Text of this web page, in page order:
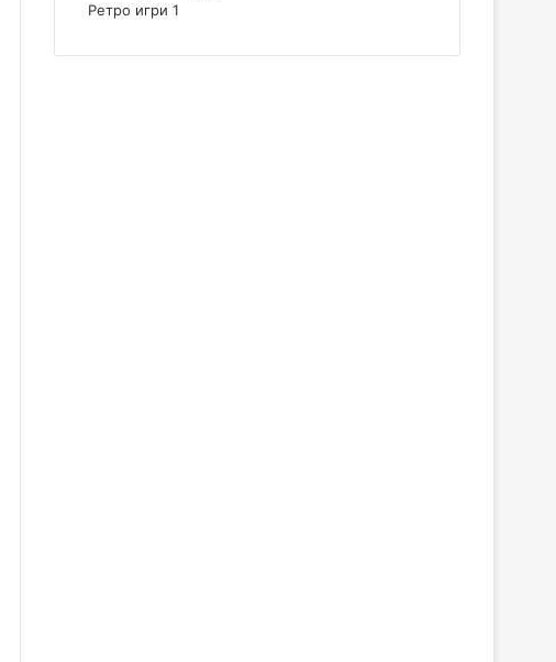
Ретро игри 1